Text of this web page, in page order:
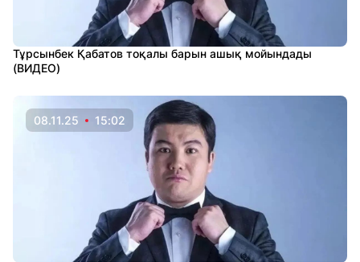
Тұрсынбек Қабатов тоқалы барын ашық мойындады
(ВИДЕО)
08.11.25 15:02